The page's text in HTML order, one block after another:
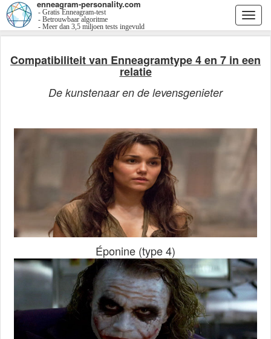
enneagram-personality.com
- Gratis Enneagram-test
- Betrouwbaar algoritme
- Meer dan 3,5 miljoen tests ingevuld
Compatibiliteit van Enneagramtype 4 en 7 in een
relatie
De kunstenaar en de levensgenieter
Éponine (type 4)